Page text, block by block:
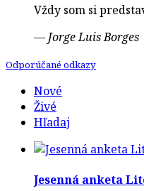
Vždy som si
— Jorge Luis Borges
Odporúčané odkazy
Nové
Živé
Hľadaj
Jesenná anketa